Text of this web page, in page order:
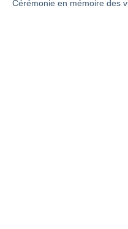
Cérémonie en mémoire des